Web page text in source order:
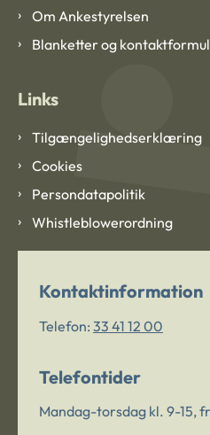
Om Ankestyrelsen
Blanketter og
Links
Tilgængelighedserklæring
Cookies
Persondatapolitik
Whistleblowerordning
Kontaktinformation
Telefon: 33 41 12 00
Telefontider
Mandag-torsdag kl. 9-15,